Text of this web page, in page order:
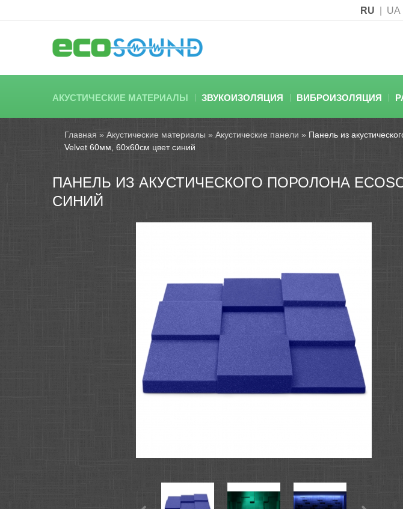
RU UA
АКУСТИЧЕСКИЕ МАТЕРИАЛЫ ЗВУКОИЗОЛЯЦИЯ ВИБРОИЗОЛЯЦИЯ
Главная » Акустические материалы » Акустические панели » Панель из
Velvet 60мм, 60х60см цвет синий
ПАНЕЛЬ ИЗ АКУСТИЧЕСКОГО ПОРОЛОНА
СИНИЙ